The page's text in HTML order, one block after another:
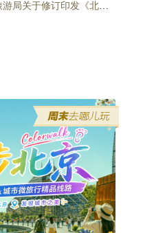
北京市扩大文化和旅游新消费奖励办法》的通知